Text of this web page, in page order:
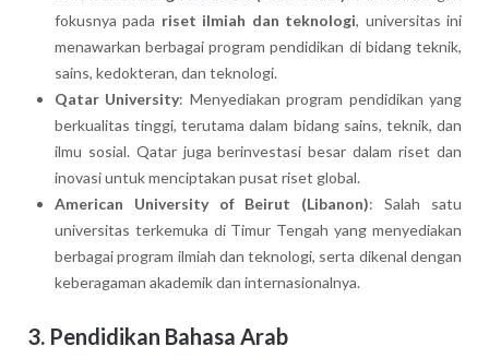
fokusnya pada riset ilmiah dan teknologi, universitas ini
menawarkan berbagai program pendidikan di bidang teknik,
sains, kedokteran, dan teknologi.
Qatar University: Menyediakan program pendidikan yang
berkualitas tinggi, terutama dalam bidang sains, teknik, dan
ilmu sosial. Qatar juga berinvestasi besar dalam riset dan
inovasi untuk menciptakan pusat riset global.
American University of Beirut (Libanon): Salah satu
universitas terkemuka di Timur Tengah yang menyediakan
berbagai program ilmiah dan teknologi, serta dikenal dengan
keberagaman akademik dan internasionalnya.
3. Pendidikan Bahasa Arab